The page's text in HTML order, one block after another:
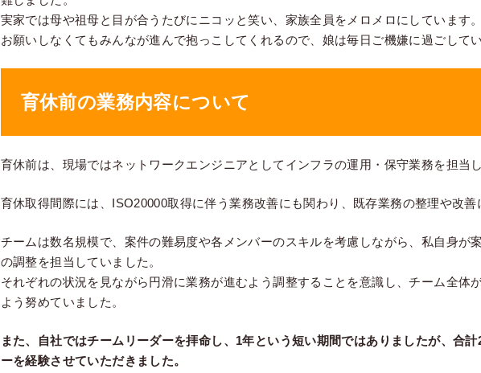
実家では母や祖母と目が合うたびにニコッと笑い、家族全員をメロメロにしています。
お願いしなくてもみんなが進んで抱っこしてくれるので、娘は毎日ご機嫌に過ごしてい
育休前の業務内容について
育休前は、現場ではネットワークエンジニアとしてインフラの運用・保守業務を担当
育休取得間際には、ISO20000取得に伴う業務改善にも関わり、既存業務の整理や改善
チームは数名規模で、案件の難易度や各メンバーのスキルを考慮しながら、私自身が
の調整を担当していました。
それぞれの状況を見ながら円滑に業務が進むよう調整することを意識し、チーム全体
よう努めていました。
また、自社ではチームリーダーを拝命し、1年という短い期間ではありましたが、合
ーを経験させていただきました。